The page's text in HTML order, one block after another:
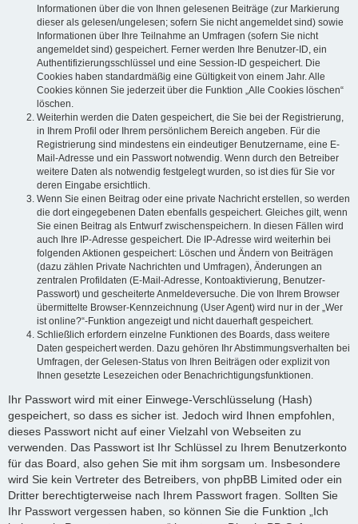
Informationen über die von Ihnen gelesenen Beiträge (zur Markierung
dieser als gelesen/ungelesen; sofern Sie nicht angemeldet sind) sowie
Informationen über Ihre Teilnahme an Umfragen (sofern Sie nicht
angemeldet sind) gespeichert. Ferner werden Ihre Benutzer-ID, ein
Authentifizierungsschlüssel und eine Session-ID gespeichert. Die
Cookies haben standardmäßig eine Gültigkeit von einem Jahr. Alle
Cookies können Sie jederzeit über die Funktion „Alle Cookies löschen“
löschen.
Weiterhin werden die Daten gespeichert, die Sie bei der Registrierung,
in Ihrem Profil oder Ihrem persönlichem Bereich angeben. Für die
Registrierung sind mindestens ein eindeutiger Benutzername, eine E-
Mail-Adresse und ein Passwort notwendig. Wenn durch den Betreiber
weitere Daten als notwendig festgelegt wurden, so ist dies für Sie vor
deren Eingabe ersichtlich.
Wenn Sie einen Beitrag oder eine private Nachricht erstellen, so werden
die dort eingegebenen Daten ebenfalls gespeichert. Gleiches gilt, wenn
Sie einen Beitrag als Entwurf zwischenspeichern. In diesen Fällen wird
auch Ihre IP-Adresse gespeichert. Die IP-Adresse wird weiterhin bei
folgenden Aktionen gespeichert: Löschen und Ändern von Beiträgen
(dazu zählen Private Nachrichten und Umfragen), Änderungen an
zentralen Profildaten (E-Mail-Adresse, Kontoaktivierung, Benutzer-
Passwort) und gescheiterte Anmeldeversuche. Die von Ihrem Browser
übermittelte Browser-Kennzeichnung (User Agent) wird nur in der „Wer
ist online?“-Funktion angezeigt und nicht dauerhaft gespeichert.
Schließlich erfordern einzelne Funktionen des Boards, dass weitere
Daten gespeichert werden. Dazu gehören Ihr Abstimmungsverhalten bei
Umfragen, der Gelesen-Status von Ihren Beiträgen oder explizit von
Ihnen gesetzte Lesezeichen oder Benachrichtigungsfunktionen.
Ihr Passwort wird mit einer Einwege-Verschlüsselung (Hash)
gespeichert, so dass es sicher ist. Jedoch wird Ihnen empfohlen,
dieses Passwort nicht auf einer Vielzahl von Webseiten zu
verwenden. Das Passwort ist Ihr Schlüssel zu Ihrem Benutzerkonto
für das Board, also gehen Sie mit ihm sorgsam um. Insbesondere
wird Sie kein Vertreter des Betreibers, von phpBB Limited oder ein
Dritter berechtigterweise nach Ihrem Passwort fragen. Sollten Sie
Ihr Passwort vergessen haben, so können Sie die Funktion „Ich